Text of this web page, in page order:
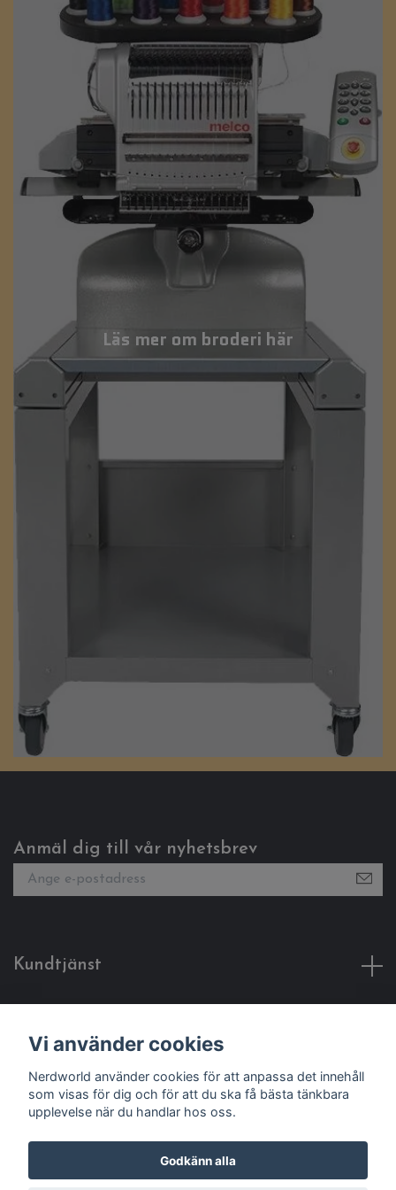
Läs mer om broderi här
Anmäl dig till vår nyhetsbrev
Kundtjänst
Sociala medier
Vi använder cookies
Nerdworld använder cookies för att anpassa det innehåll
som visas för dig och för att du ska få bästa tänkbara
upplevelse när du handlar hos oss.
Godkänn alla